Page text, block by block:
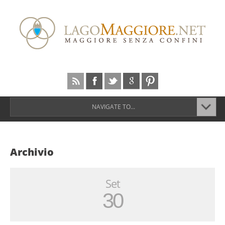
NAVIGATE TO...
Archivio
Set
30